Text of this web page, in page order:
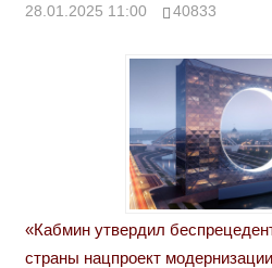
28.01.2025 11:00 40833
«Кабмин утвердил
страны нацпроект модернизации